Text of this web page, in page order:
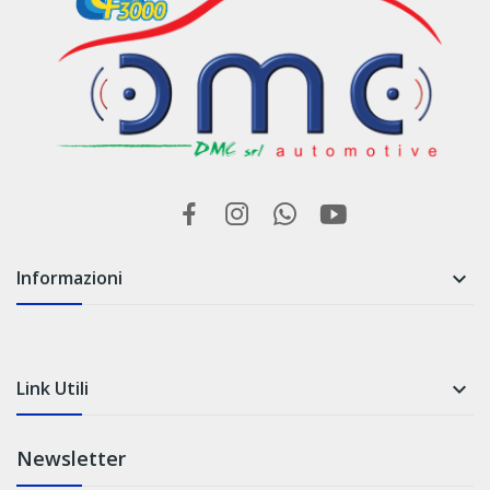
Informazioni 
Link Utili 
Newsletter